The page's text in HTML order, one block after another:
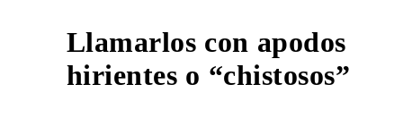
Llamarlos con apodos
hirientes o “chistosos”